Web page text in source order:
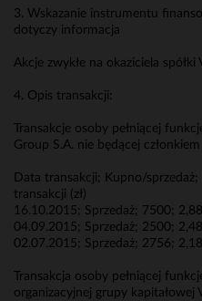
3. Wskazanie instrumentu
dotyczy informacja
Akcje zwykłe na okaziciela spółki
4. Opis transakcji:
Transakcje osoby pełniącej
Group S.A. nie będącej
Data transakcji; Kupno/
transakcji (zł)
16.10.2015; Sprzedaż; 7500; 2,88
04.09.2015; Sprzedaż; 2500; 2,48
02.07.2015; Sprzedaż; 2756; 2,18
Transakcja osoby pełniącej
organizacyjnej grupy kapitałowej